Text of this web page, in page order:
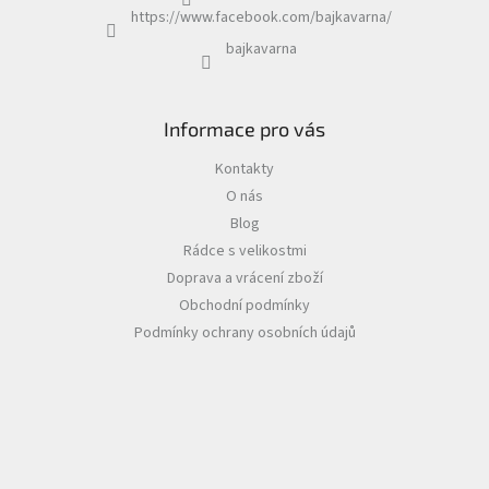
https://www.facebook.com/bajkavarna/
bajkavarna
Informace pro vás
Kontakty
O nás
Blog
Rádce s velikostmi
Doprava a vrácení zboží
Obchodní podmínky
Podmínky ochrany osobních údajů